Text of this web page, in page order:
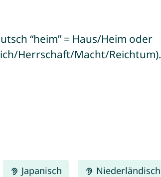
“heim” = Haus/Heim oder
Herrschaft/Macht/Reichtum).
Japanisch Niederländisch